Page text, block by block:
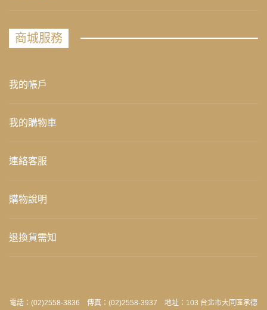
商城服務
我的帳戶
我的購物車
連絡客服
購物說明
退換貨需知
電話：(02)2558-3836 傳真：(02)2558-3937 地址：103 台北市大同區承德